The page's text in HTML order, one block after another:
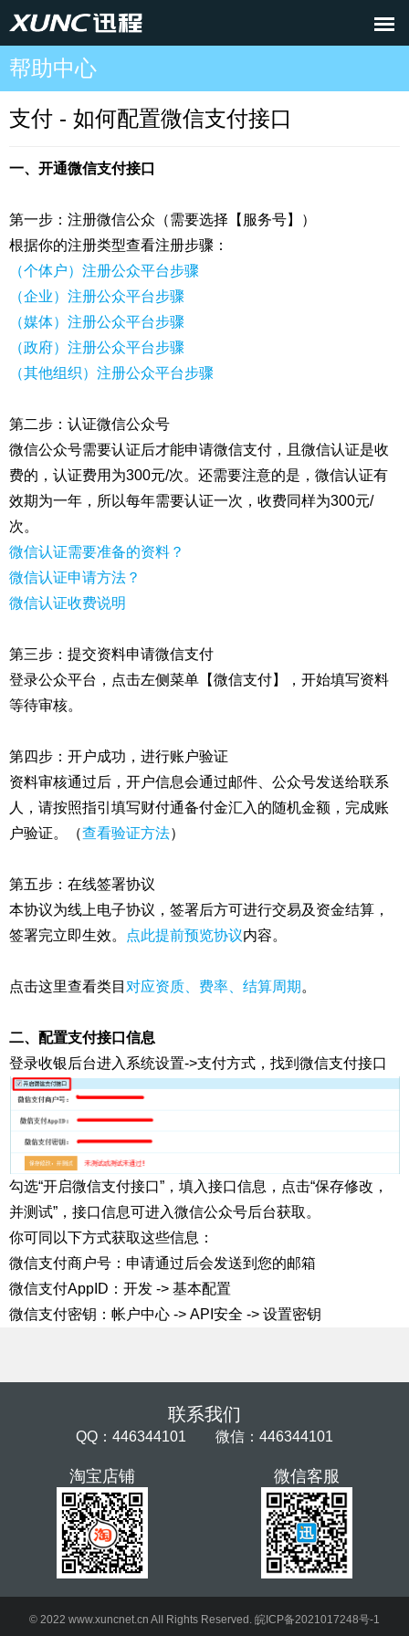
帮助中心
支付 - 如何配置微信支付接口
一、开通微信支付接口
第一步：注册微信公众（需要选择【服务号】）
根据你的注册类型查看注册步骤：
（个体户）注册公众平台步骤
（企业）注册公众平台步骤
（媒体）注册公众平台步骤
（政府）注册公众平台步骤
（其他组织）注册公众平台步骤
第二步：认证微信公众号
微信公众号需要认证后才能申请微信支付，且微信认证是收
费的，认证费用为300元/次。还需要注意的是，微信认证有
效期为一年，所以每年需要认证一次，收费同样为300元/
次。
微信认证需要准备的资料？
微信认证申请方法？
微信认证收费说明
第三步：提交资料申请微信支付
登录公众平台，点击左侧菜单【微信支付】，开始填写资料
等待审核。
第四步：开户成功，进行账户验证
资料审核通过后，开户信息会通过邮件、公众号发送给联系
人，请按照指引填写财付通备付金汇入的随机金额，完成账
户验证。（查看验证方法）
第五步：在线签署协议
本协议为线上电子协议，签署后方可进行交易及资金结算，
签署完立即生效。
点此提前预览协议内容。
点击这里查看类目 对应资质、费率、结算周期 。
二、配置支付接口信息
登录收银后台进入系统设置->支付方式，找到微信支付接口
勾选“开启微信支付接口”，填入接口信息，点击“保存修改，
并测试”，接口信息可进入微信公众号后台获取。
你可同以下方式获取这些信息：
微信支付商户号：申请通过后会发送到您的邮箱
微信支付AppID：开发 -> 基本配置
微信支付密钥：帐户中心 -> API安全 -> 设置密钥
联系我们
QQ：446344101 微信：446344101
微信客服
淘宝店铺
© 2022 www.xuncnet.cn AII Rights Reserved. 皖ICP备2021017248号-1